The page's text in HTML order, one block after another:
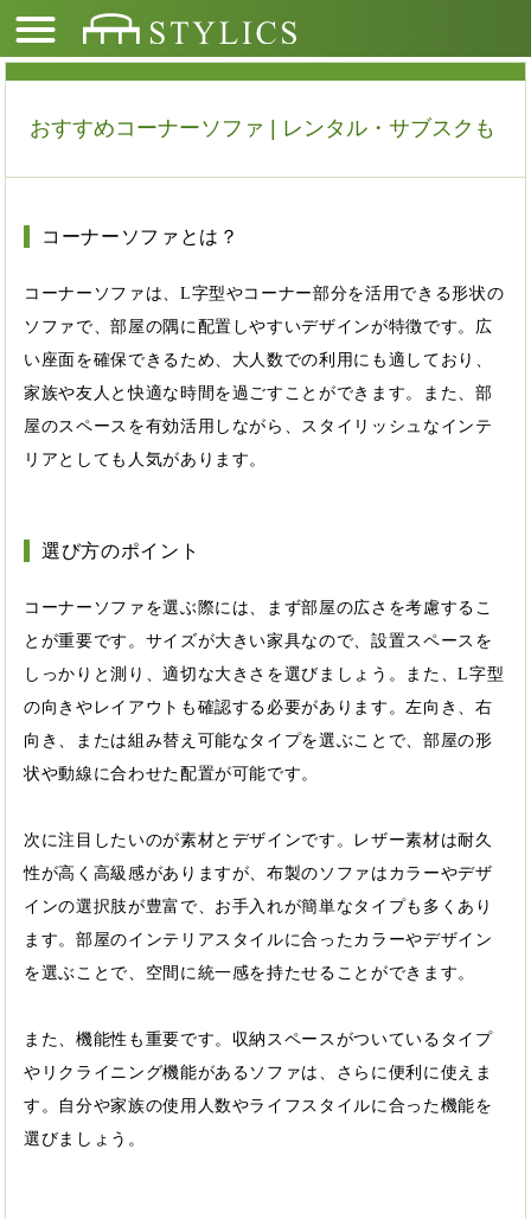
おすすめコーナーソファ | レンタル・サブスクも
コーナーソファとは？
コーナーソファは、L字型やコーナー部分を活用できる形状の
ソファで、部屋の隅に配置しやすいデザインが特徴です。広
い座面を確保できるため、大人数での利用にも適しており、
家族や友人と快適な時間を過ごすことができます。また、部
屋のスペースを有効活用しながら、スタイリッシュなインテ
リアとしても人気があります。
選び方のポイント
コーナーソファを選ぶ際には、まず部屋の広さを考慮するこ
とが重要です。サイズが大きい家具なので、設置スペースを
しっかりと測り、適切な大きさを選びましょう。また、L字型
の向きやレイアウトも確認する必要があります。左向き、右
向き、または組み替え可能なタイプを選ぶことで、部屋の形
状や動線に合わせた配置が可能です。
次に注目したいのが素材とデザインです。レザー素材は耐久
性が高く高級感がありますが、布製のソファはカラーやデザ
インの選択肢が豊富で、お手入れが簡単なタイプも多くあり
ます。部屋のインテリアスタイルに合ったカラーやデザイン
を選ぶことで、空間に統一感を持たせることができます。
また、機能性も重要です。収納スペースがついているタイプ
やリクライニング機能があるソファは、さらに便利に使えま
す。自分や家族の使用人数やライフスタイルに合った機能を
選びましょう。